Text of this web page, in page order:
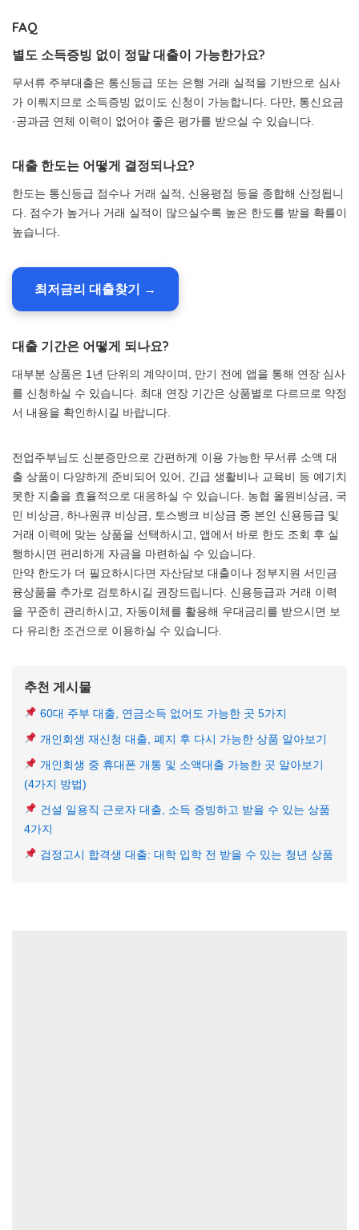
FAQ
별도 소득증빙 없이 정말 대출이 가능한가요?
무서류 주부대출은 통신등급 또는 은행 거래 실적을 기반으로 심사
가 이뤄지므로 소득증빙 없이도 신청이 가능합니다. 다만, 통신요금
·공과금 연체 이력이 없어야 좋은 평가를 받으실 수 있습니다.
대출 한도는 어떻게 결정되나요?
한도는 통신등급 점수나 거래 실적, 신용평점 등을 종합해 산정됩니
다. 점수가 높거나 거래 실적이 많으실수록 높은 한도를 받을 확률이
높습니다.
최저금리 대출찾기 →
대출 기간은 어떻게 되나요?
대부분 상품은 1년 단위의 계약이며, 만기 전에 앱을 통해 연장 심사
를 신청하실 수 있습니다. 최대 연장 기간은 상품별로 다르므로 약정
서 내용을 확인하시길 바랍니다.
전업주부님도 신분증만으로 간편하게 이용 가능한 무서류 소액 대
출 상품이 다양하게 준비되어 있어, 긴급 생활비나 교육비 등 예기치
못한 지출을 효율적으로 대응하실 수 있습니다. 농협 올원비상금, 국
민 비상금, 하나원큐 비상금, 토스뱅크 비상금 중 본인 신용등급 및
거래 이력에 맞는 상품을 선택하시고, 앱에서 바로 한도 조회 후 실
행하시면 편리하게 자금을 마련하실 수 있습니다.
만약 한도가 더 필요하시다면 자산담보 대출이나 정부지원 서민금
융상품을 추가로 검토하시길 권장드립니다. 신용등급과 거래 이력
을 꾸준히 관리하시고, 자동이체를 활용해 우대금리를 받으시면 보
다 유리한 조건으로 이용하실 수 있습니다.
추천 게시물
60대 주부 대출, 연금소득 없어도 가능한 곳 5가지
개인회생 재신청 대출, 폐지 후 다시 가능한 상품 알아보기
개인회생 중 휴대폰 개통 및 소액대출 가능한 곳 알아보기
(4가지 방법)
건설 일용직 근로자 대출, 소득 증빙하고 받을 수 있는 상품
4가지
검정고시 합격생 대출: 대학 입학 전 받을 수 있는 청년 상품